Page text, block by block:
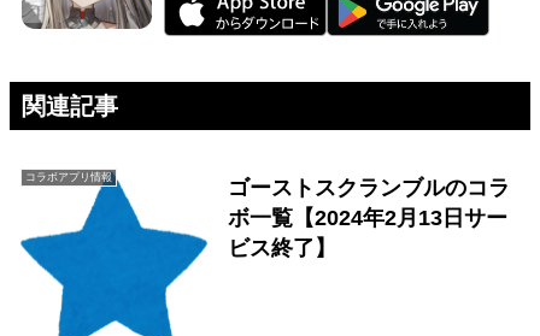
関連記事
コラボアプリ情報
ゴーストスクランブルのコラ
ボ一覧【2024年2月13日サー
ビス終了】